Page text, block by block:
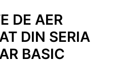
DE AER
DIN SERIA
BASIC